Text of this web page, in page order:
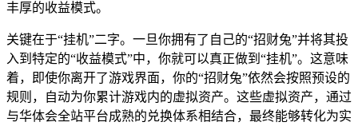
丰厚的收益模式。
关键在于“挂机”二字。一旦你拥有了自己的“招财兔”并将其投
入到特定的“收益模式”中，你就可以真正做到“挂机”。这意味
着，即使你离开了游戏界面，你的“招财兔”依然会按照预设的
规则，自动为你累计游戏内的虚拟资产。这些虚拟资产，通过
与华体会全站平台成熟的兑换体系相结合，最终能够转化为实